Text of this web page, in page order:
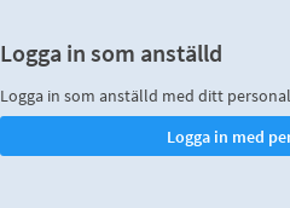
Logga in som anställd
Logga in som anställd med ditt